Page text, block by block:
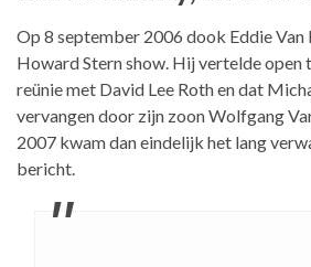
Op 8 september 2006 dook Eddie Van
Howard Stern show. Hij vertelde open
reünie met David Lee Roth en dat
vervangen door zijn zoon Wolfgang
2007 kwam dan eindelijk het lang
bericht.